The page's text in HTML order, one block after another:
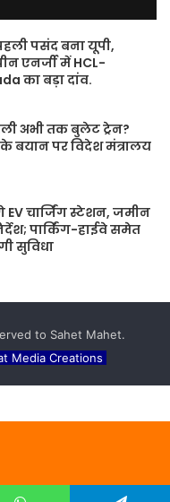
पसंद बना यूपी,
एनर्जी में HCL-
का बड़ा दांव.
अभी तक बुलेट ट्रेन?
के बयान पर विदेश मंत्रालय
चार्जिंग स्टेशन, जमीन
पार्किंग-हाईवे समेत
सुविधा
to Sahet Mahet.
Media Creations